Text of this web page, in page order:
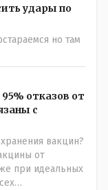
бунтарский
знакомо -
-
Председатель
и причём
на недостатки
уйти с
удары по
но там
отказов от
с
вакцин?
от
при идеальных